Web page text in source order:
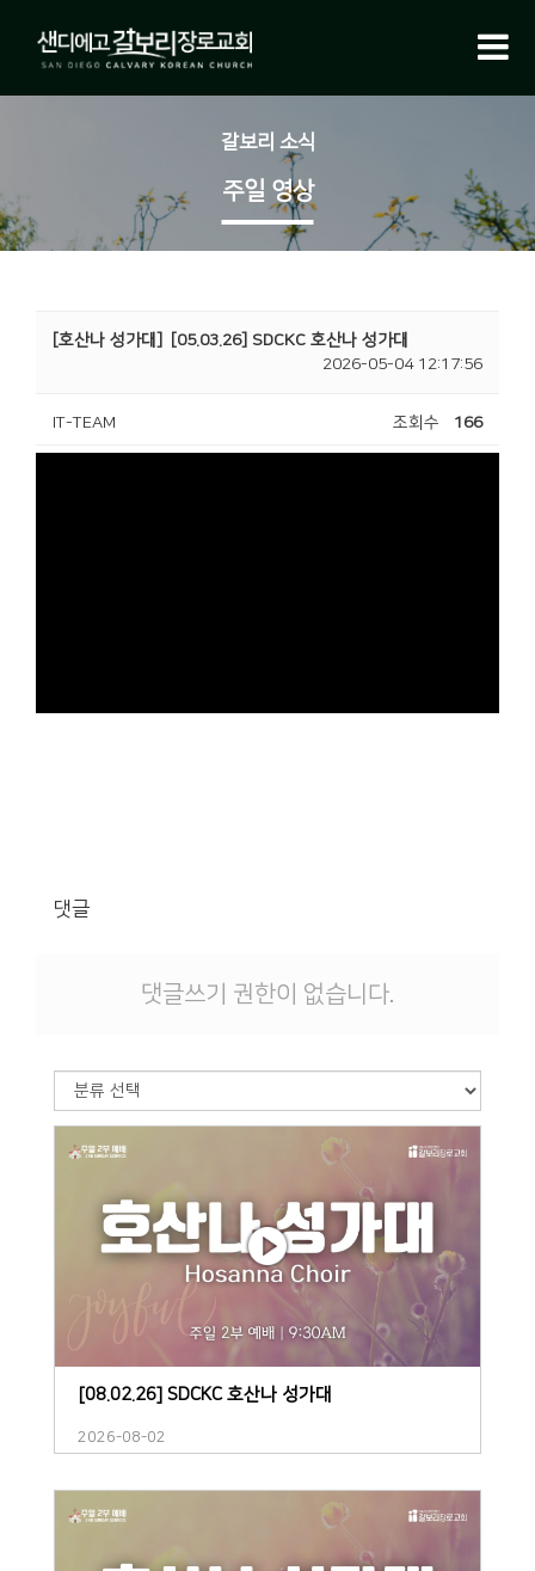
갈보리 소식
주일 영상
[호산나 성가대]
[05.03.26] SDCKC 호산나 성가대
2026-05-04 12:17:56
IT-TEAM 조회수 166
댓글
댓글쓰기 권한이 없습니다.
[08.02.26] SDCKC 호산나 성가대
2026-08-02